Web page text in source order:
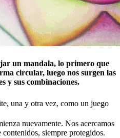
un mandala, lo primero que
circular, luego nos surgen las
y sus combinaciones.
una y otra vez, como un juego
nuevamente. Nos acercamos
siempre protegidos.